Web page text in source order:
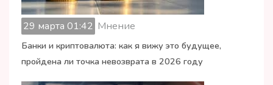
29 марта 01:42 Мнение
Банки и криптовалюта: как я вижу это будущее,
пройдена ли точка невозврата в 2026 году